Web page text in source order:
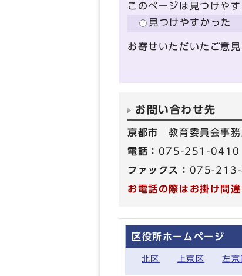
このページは見つけや
見つけやすかった
お寄せいただいたご意
お問い合わせ先
京都市教育委員会事
電話： 075-251-0410
ファックス： 075-
お電話の際はお掛け間
区役所ホームページ
北区 上京区 左京